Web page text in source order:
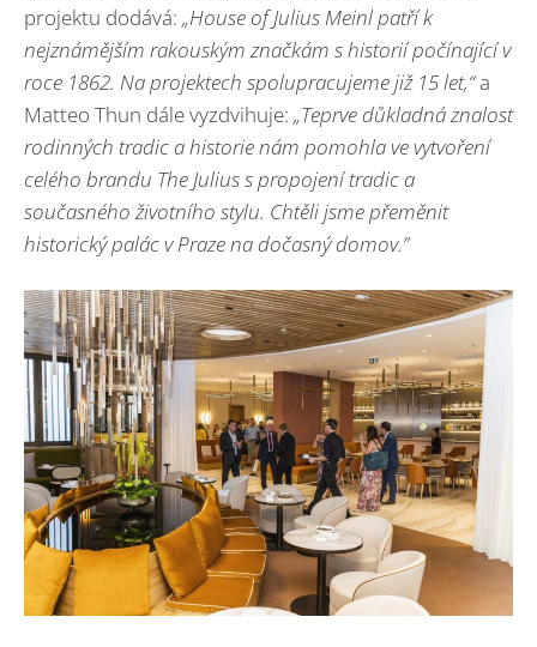
projektu dodává: „House of Julius Meinl patří k
nejznámějším rakouským značkám s historií počínající v
roce 1862. Na projektech spolupracujeme již 15 let,“a
Matteo Thun dále vyzdvihuje: „Teprve důkladná znalost
rodinných tradic a historie nám pomohla ve vytvoření
celého brandu The Julius s propojení tradic a
současného životního stylu. Chtěli jsme přeměnit
historický palác v Praze na dočasný domov.”